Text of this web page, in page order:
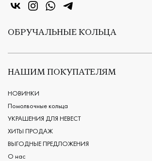
«Центр колец» в VK
«Центр колец» в Instagram
«Центр колец» в Whatsapp
«Центр колец» в Telegram
ОБРУЧАЛЬНЫЕ КОЛЬЦА
Все обручальные кольца
Европейские обручальные кольца
Мужские обручальные кольца
Женские обручальные кольца
Обручальные кольца из платины
Дизайнерские обручальные кольца
Черные обручальные кольца
НАШИМ ПОКУПАТЕЛЯМ
НОВИНКИ
Помолвочные кольца
УКРАШЕНИЯ ДЛЯ НЕВЕСТ
ХИТЫ ПРОДАЖ
ВЫГОДНЫЕ ПРЕДЛОЖЕНИЯ
О нас